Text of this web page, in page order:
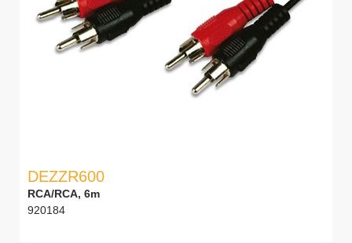
DEZZR600
RCA/RCA, 6m
920184